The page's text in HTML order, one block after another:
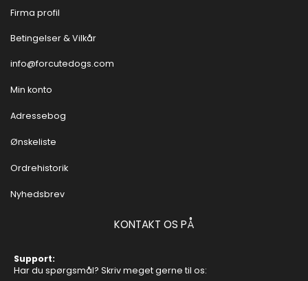
Firma profil
Betingelser & Vilkår
info@forcutedogs.com
Min konto
Adressebog
Ønskeliste
Ordrehistorik
Nyhedsbrev
KONTAKT OS PÅ
Support:
Har du spørgsmål? Skriv meget gerne til os: